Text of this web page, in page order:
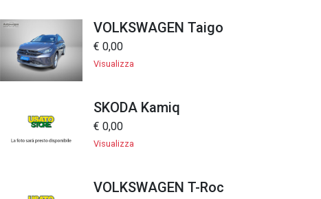
VOLKSWAGEN Taigo
€ 0,00
Visualizza
SKODA Kamiq
€ 0,00
Visualizza
VOLKSWAGEN T-Roc